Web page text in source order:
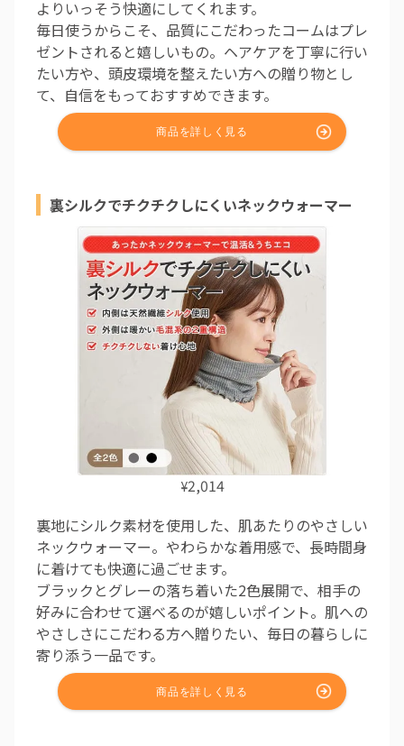
よりいっそう快適にしてくれます。
毎日使うからこそ、品質にこだわったコームはプレ
ゼントされると嬉しいもの。ヘアケアを丁寧に行い
たい方や、頭皮環境を整えたい方への贈り物とし
て、自信をもっておすすめできます。
裏シルクでチクチクしにくいネックウォーマー
¥2,014
裏地にシルク素材を使用した、肌あたりのやさしい
ネックウォーマー。やわらかな着用感で、長時間身
に着けても快適に過ごせます。
ブラックとグレーの落ち着いた2色展開で、相手の
好みに合わせて選べるのが嬉しいポイント。肌への
やさしさにこだわる方へ贈りたい、毎日の暮らしに
寄り添う一品です。